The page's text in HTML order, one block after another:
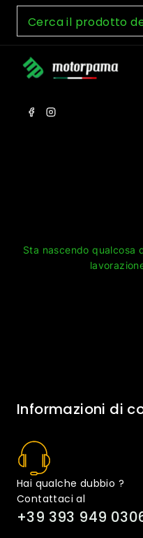
Skip
content
Sta nascendo qualcosa
Informazioni di
Hai qualche dubbio ?
Contattaci al
+39 393 949